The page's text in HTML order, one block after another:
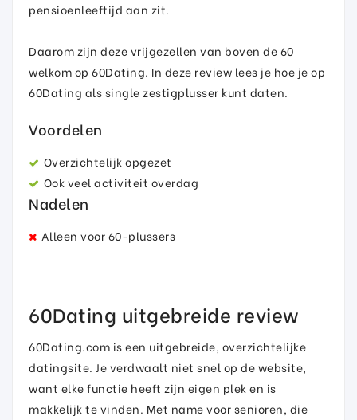
pensioenleeftijd aan zit.
Daarom zijn deze vrijgezellen van boven de 60
welkom op 60Dating. In deze review lees je hoe je op
60Dating als single zestigplusser kunt daten.
Voordelen
Overzichtelijk opgezet
Ook veel activiteit overdag
Nadelen
Alleen voor 60-plussers
60Dating uitgebreide review
60Dating.com is een uitgebreide, overzichtelijke
datingsite. Je verdwaalt niet snel op de website,
want elke functie heeft zijn eigen plek en is
makkelijk te vinden. Met name voor senioren, die